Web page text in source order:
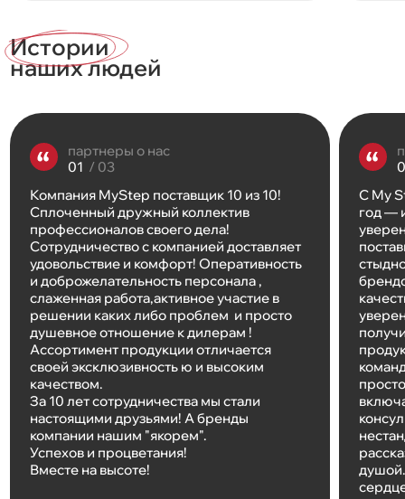
Истории
наших людей
партнеры о нас
/ 03
Компания MyStep поставщик 10 из 10!
Сплоченный дружный коллектив
профессионалов своего дела!
Сотрудничество с компанией доставляет
удовольствие и комфорт! Оперативность
и доброжелательность персонала ,
слаженная работа,активное участие в
решении каких либо проблем и просто
душевное отношение к дилерам !
Ассортимент продукции отличается
своей эксклюзивность ю и высоким
качеством.
За 10 лет сотрудничества мы стали
настоящими друзьями! А бренды
компании нашим "якорем".
Успехов и процветания!
Вместе на высоте!
С My
год —